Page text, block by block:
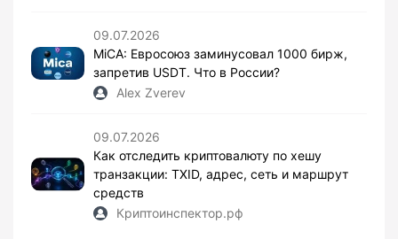
09.07.2026
MiCA: Евросоюз заминусовал 1000 бирж,
запретив USDT. Что в России?
Alex Zverev
09.07.2026
Как отследить криптовалюту по хешу
транзакции: TXID, адрес, сеть и маршрут
средств
Криптоинспектор.рф